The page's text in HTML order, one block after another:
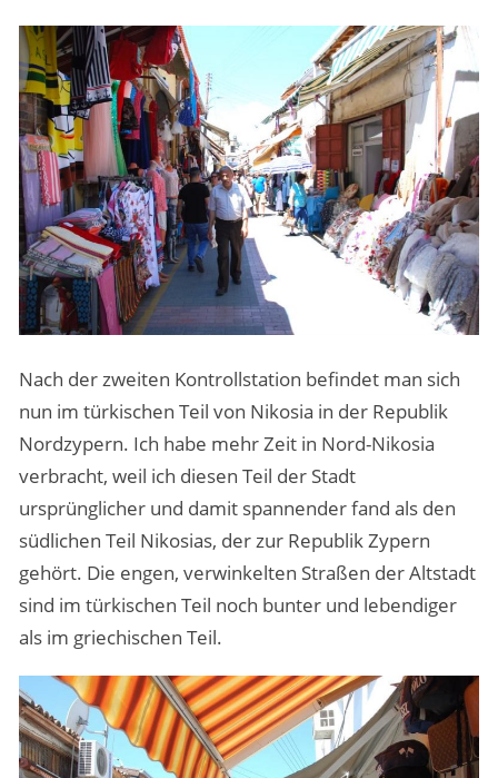
Nach der zweiten Kontrollstation befindet man sich
nun im türkischen Teil von Nikosia in der Republik
Nordzypern. Ich habe mehr Zeit in Nord-Nikosia
verbracht, weil ich diesen Teil der Stadt
ursprünglicher und damit spannender fand als den
südlichen Teil Nikosias, der zur Republik Zypern
gehört. Die engen, verwinkelten Straßen der Altstadt
sind im türkischen Teil noch bunter und lebendiger
als im griechischen Teil.